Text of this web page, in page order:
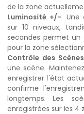
de la zone
Luminosité +/-: Une
sur 10 niveaux,
secondes permet un
pour la zone
Contrôle des Scènes
une scène.
enregistrer l'état
confirme
longtemps. Les
enregistrées sur les 4